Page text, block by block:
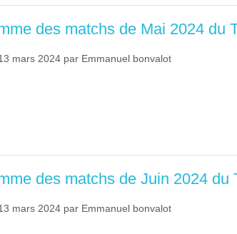
des matchs de Mai 2024 du
mars 2024par Emmanuel bonvalot
des matchs de Juin 2024 du
mars 2024par Emmanuel bonvalot